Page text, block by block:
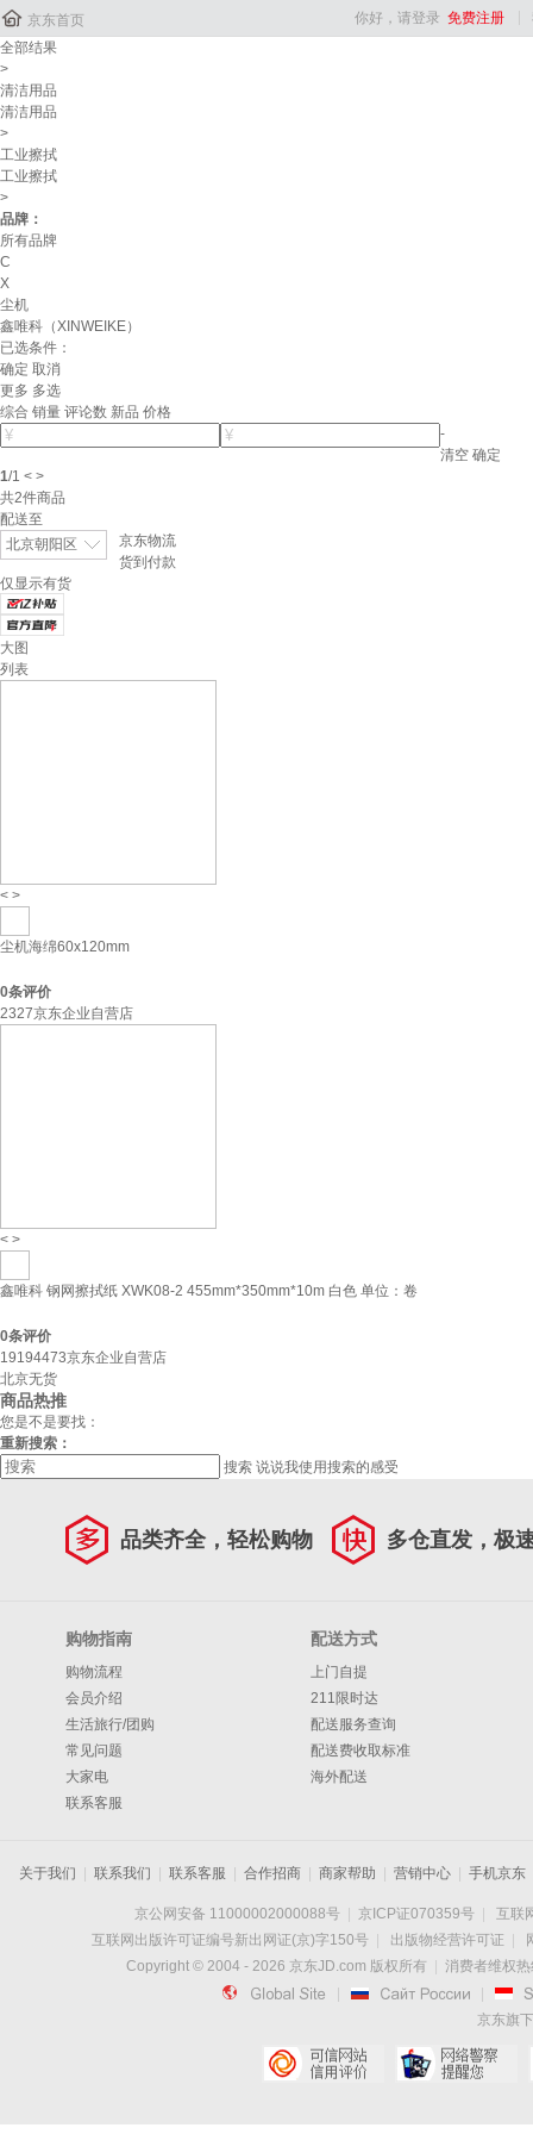
 京东首页 你好，请登录 免费注册
全部结果
>
清洁用品
清洁用品
>
工业擦拭
工业擦拭
>
品牌：
所有品牌
C
X
尘机
鑫唯科（XINWEIKE）
已选条件：
确定 取消
更多 多选
综合 销量 评论数 新品 价格
-
清空 确定
1/1 < >
共2件商品
配送至
北京朝阳区
京东物流
货到付款
仅显示有货
大图
列表
< >
尘机海绵60x120mm
0条评价
2327京东企业自营店
< >
鑫唯科 钢网擦拭纸 XWK08-2 455mm*350mm*10m 白色 单位：卷
0条评价
19194473京东企业自营店
北京无货
商品热推
您是不是要找：
重新搜索：
搜索 说说我使用搜索的感受
品类齐全，轻松购物 多仓直发，极
购物指南
购物流程
会员介绍
生活旅行/团购
常见问题
大家电
联系客服
配送方式
上门自提
211限时达
配送服务查询
配送费收取标准
海外配送
关于我们 联系我们 联系客服 合作招商 商家帮助 营销中心 手机京东
京公网安备 11000002000088号 京ICP证070359号
互联
互联网出版许可证编号新出网证(京)字150号
出版物经营许可证
Copyright © 2004 - 2026 京东JD.com 版权所有 消费者维权
 
京东旗